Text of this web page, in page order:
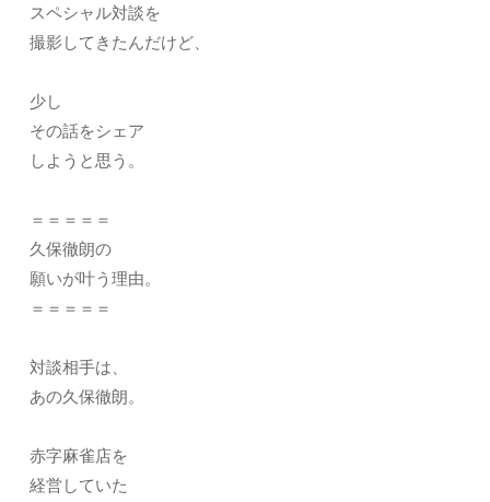
スペシャル対談を
撮影してきたんだけど、
少し
その話をシェア
しようと思う。
＝＝＝＝＝
久保徹朗の
願いが叶う理由。
＝＝＝＝＝
対談相手は、
あの久保徹朗。
赤字麻雀店を
経営していた